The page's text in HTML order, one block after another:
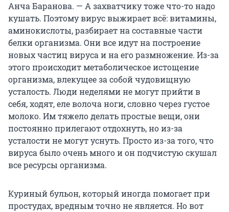
Анча Баранова. — А захватчику тоже что-то надо
кушать. Поэтому вирус выжирает всё: витамины,
аминокислоты, разбирает на составные части
белки организма. Они все идут на построение
новых частиц вируса и на его размножение. Из-за
этого происходит метаболическое истощение
организма, влекущее за собой чудовищную
усталость. Люди неделями не могут прийти в
себя, ходят, еле волоча ноги, словно через густое
молоко. Им тяжело делать простые вещи, они
постоянно прилегают отдохнуть, но из-за
усталости не могут уснуть. Просто из-за того, что
вируса было очень много и он подчистую скушал
все ресурсы организма.
Куриный бульон, который иногда помогает при
простудах, вредным точно не является. Но вот